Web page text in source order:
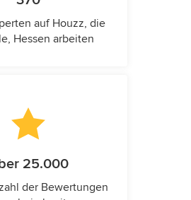
auf Houzz, die
Hessen arbeiten
25.000
der Bewertungen